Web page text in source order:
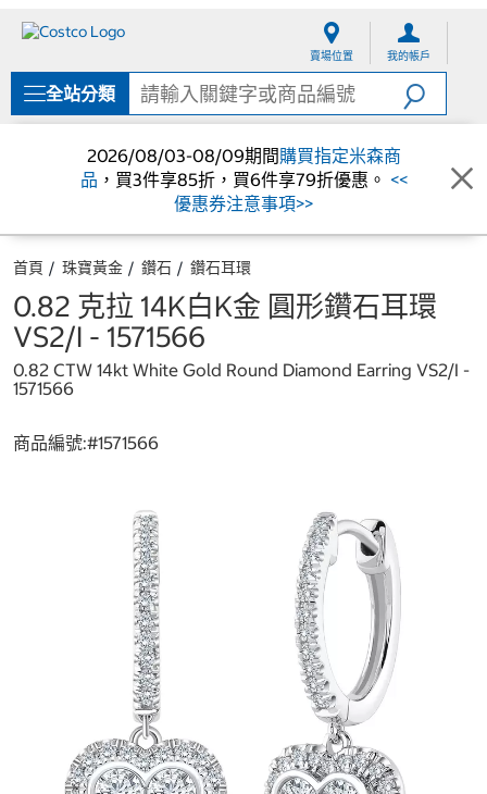
單
賣場位置 我的帳戶
全站分類
2026/08/03-08/09期間購買指定米森商
品 ，買3件享85折，買6件享79折優惠。 <<
優惠券注意事項>>
首頁 珠寶黃金 鑽石 鑽石耳環
0.82 克拉 14K白K金 圓形鑽石耳環
VS2/I - 1571566
0.82 CTW 14kt White Gold Round Diamond Earring VS2/I -
1571566
商品編號:#1571566